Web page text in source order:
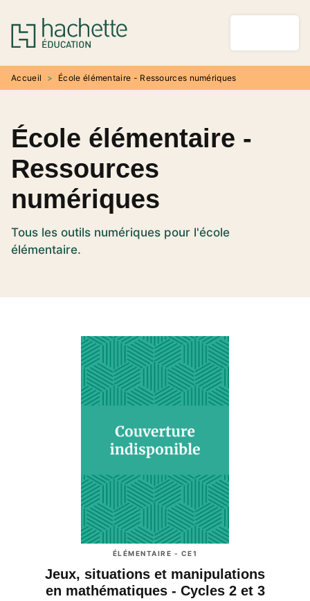
MENU RECHERCHE
PIED DE PAGE
Accueil > École élémentaire - Ressources numériques
École élémentaire -
Ressources
numériques
Tous les outils numériques pour l'école
élémentaire.
ÉLÉMENTAIRE - CE1
Jeux, situations et manipulations
en mathématiques - Cycles 2 et 3